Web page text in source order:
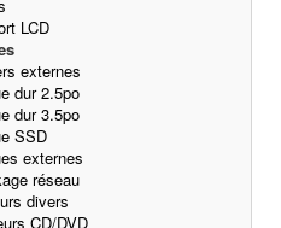
LCD
externes
dur 2.5po
dur 3.5po
SSD
externes
réseau
divers
CD/DVD